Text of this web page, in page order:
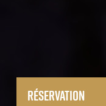
Réservation